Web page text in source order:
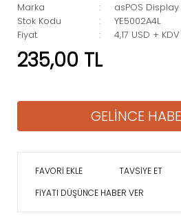
Marka
asPOS Display
Stok Kodu
YE5002A4L
Fiyat
4,17 USD + KDV
235,00 TL
GELİNCE
TAVSİYE ET
FİYATI DÜŞÜNCE HABER VER